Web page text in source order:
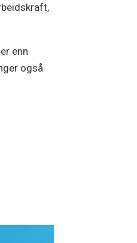
enn
også